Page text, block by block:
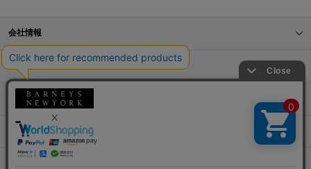
会社情報
オンラインストアショッピングガイド
店舗情報
サービス